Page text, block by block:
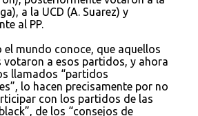
a la UCD (A. Suarez) y
al PP.
el mundo conoce, que aquellos
votaron a esos partidos, y ahora
llamados “partidos
lo hacen precisamente por no
con los partidos de las
de los “consejos de